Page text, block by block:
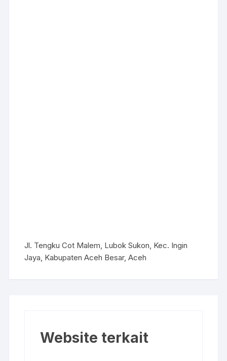
Jl. Tengku Cot Malem, Lubok Sukon, Kec. Ingin
Jaya, Kabupaten Aceh Besar, Aceh
Website terkait